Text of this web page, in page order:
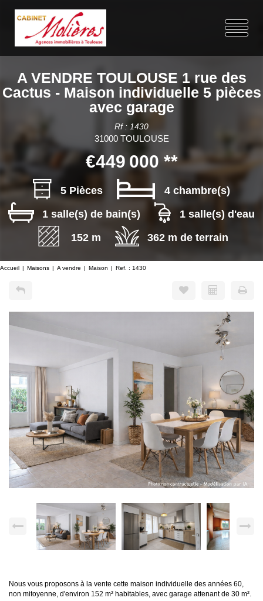
A VENDRE TOULOUSE 1 rue des
Cactus - Maison individuelle 5 pièces
avec garage
Rf : 1430
31000 TOULOUSE
€449 000 **
5 Pièces
4 chambre(s)
1 salle(s) de bain(s)
1 salle(s) d'eau
152 m
362 m de terrain
Accueil Maisons A vendre Maison Ref. : 1430
Nous vous proposons à la vente cette maison individuelle des années 60,
non mitoyenne, d'environ 152 m² habitables, avec garage attenant de 30 m².